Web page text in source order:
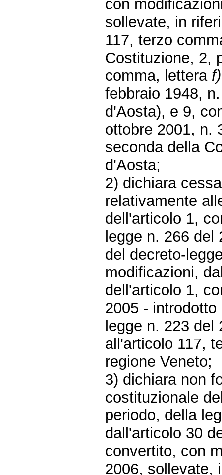
con
sollevate, in
117, terzo
Costituzione, 2,
comma, lettera f)
febbraio 1948,
d'Aosta), e 9,
ottobre 2001, n.
seconda della
d'Aosta;
2) dichiara
relativamente
dell'articolo 1,
legge n. 266
del decreto-
modificazioni,
dell'articolo 1,
2005 -
legge n. 223
all'articolo 117,
regione Veneto;
3) dichiara non
costituzionale
periodo, della
dall'articolo 30
convertito, con
2006, sollevate,